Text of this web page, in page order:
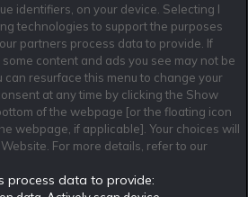
Spelande Cookie Policy
Användarvilkor
Integritetspolicy
Sportkalender
identifiers, on your device. Selecting I
technologies to support the purposes
partners process data to provide. If
content and ads you see may not be
can resurface this menu to change your
at any time by clicking the Show
of the webpage [or the floating icon
webpage, if applicable]. Your choices will
For more details, refer to our
process data to provide: